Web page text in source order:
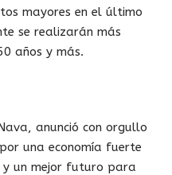
mayores en el último
se realizarán más
años y más.
anunció con orgullo
una economía fuerte
un mejor futuro para